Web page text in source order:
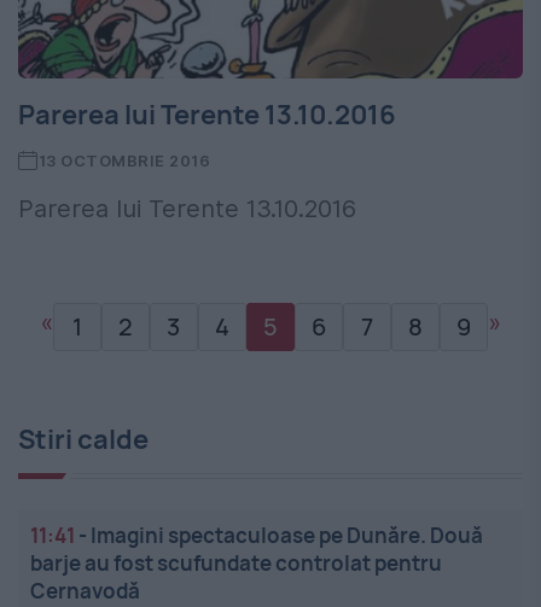
Parerea lui Terente 13.10.2016
13 OCTOMBRIE 2016
Parerea lui Terente 13.10.2016
« 1 2 3 4 5 6 7 8 9 »
Stiri calde
11:41 - Imagini spectaculoase pe Dunăre. Două
barje au fost scufundate controlat pentru
Cernavodă